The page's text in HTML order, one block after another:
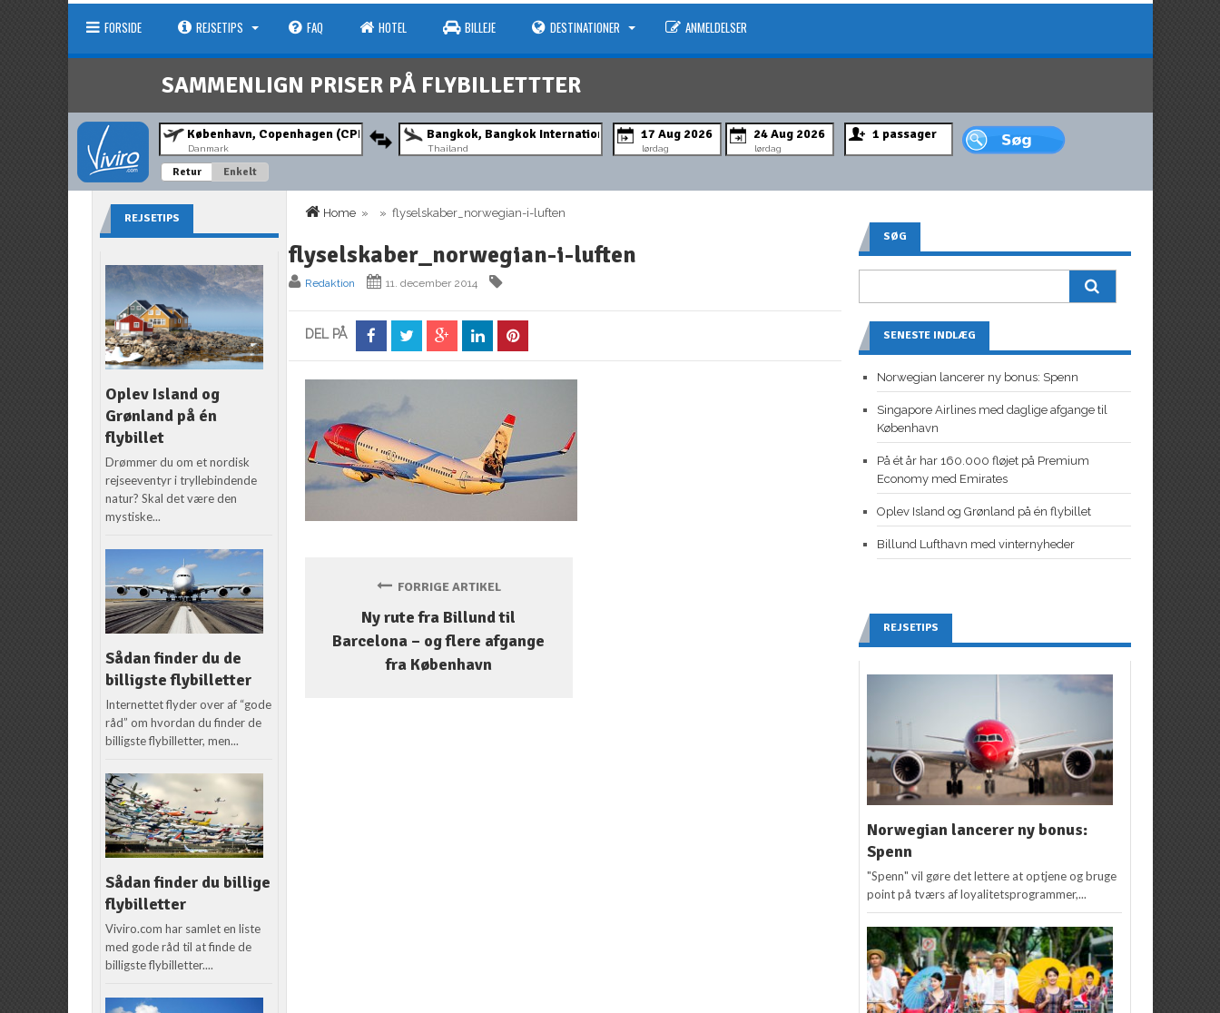
FORSIDE REJSETIPS FAQ HOTEL BILLEJE DESTINATIONER ANMELDELSER
SAMMENLIGN PRISER PÅ FLYBILLETTTER
Danmark Thailand lørdag lørdag
Retur Enkelt
Home » » flyselskaber_norwegian-i-luften
flyselskaber_norwegian-i-luften
Redaktion 11. december 2014
DEL PÅ
FORRIGE ARTIKEL
Ny rute fra Billund til
Barcelona – og flere afgange
fra København
REJSETIPS
Oplev Island og
Grønland på én
flybillet
Drømmer du om et nordisk
rejseeventyr i tryllebindende
natur? Skal det være den
mystiske...
Sådan finder du de
billigste flybilletter
Internettet flyder over af “gode
råd” om hvordan du finder de
billigste flybilletter, men...
Sådan finder du billige
flybilletter
Viviro.com har samlet en liste
med gode råd til at finde de
billigste flybilletter....
SØG
SENESTE INDLÆG
Norwegian lancerer ny bonus: Spenn
Singapore Airlines med daglige afgange til
København
På ét år har 160.000 fløjet på Premium
Economy med Emirates
Oplev Island og Grønland på én flybillet
Billund Lufthavn med vinternyheder
REJSETIPS
Norwegian lancerer ny bonus:
Spenn
"Spenn" vil gøre det lettere at optjene og bruge
point på tværs af loyalitetsprogrammer,...